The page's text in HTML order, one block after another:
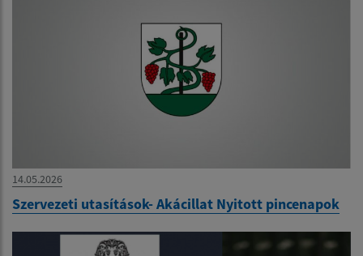
14.05.2026
Szervezeti utasítások- Akácillat Nyitott pincenapok